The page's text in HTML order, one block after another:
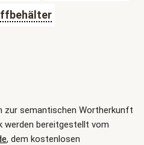
zur semantischen Wortherkunft
werden bereitgestellt vom
, dem kostenlosen